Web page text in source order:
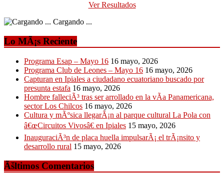
Ver Resultados
Cargando ...
Lo MÃ¡s Reciente
Programa Esap – Mayo 16 16 mayo, 2026
Programa Club de Leones – Mayo 16 16 mayo, 2026
Capturan en Ipiales a ciudadano ecuatoriano buscado por
presunta estafa 16 mayo, 2026
Hombre falleciÃ³ tras ser arrollado en la vÃ­a Panamericana,
sector Los Chilcos 16 mayo, 2026
Cultura y mÃºsica llegarÃ¡n al parque cultural La Pola con
â€œCircuitos Vivosâ€ en Ipiales 15 mayo, 2026
InauguraciÃ³n de placa huella impulsarÃ¡ el trÃ¡nsito y
desarrollo rural 15 mayo, 2026
Ãšltimos Comentarios